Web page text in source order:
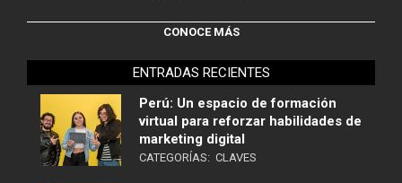
CONOCE MÁS
ENTRADAS RECIENTES
Perú: Un espacio de formación
virtual para reforzar habilidades de
marketing digital
CATEGORÍAS: CLAVES